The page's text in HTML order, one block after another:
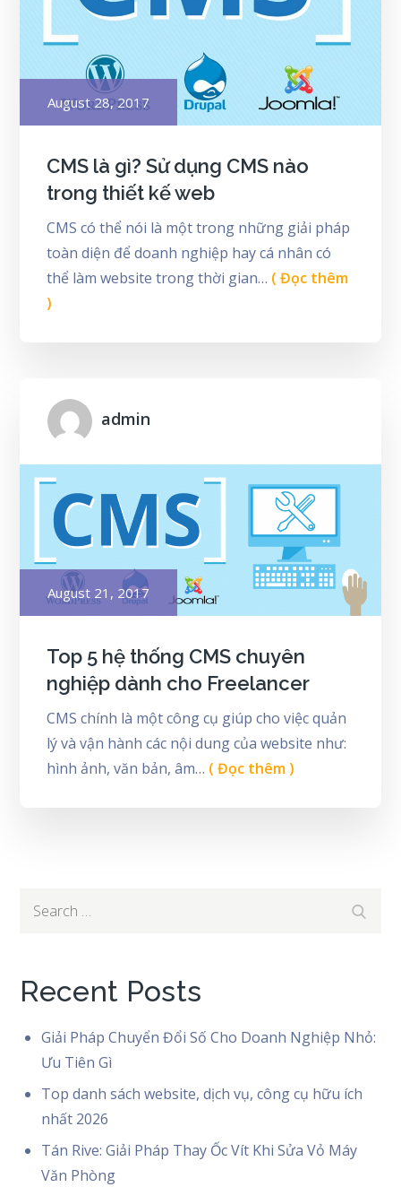
Posted
on
August 28, 2017
CMS là gì? Sử dụng CMS nào
trong thiết kế web
CMS có thể nói là một trong những giải pháp
toàn diện để doanh nghiệp hay cá nhân có
thể làm website trong thời gian… ( Đọc thêm
)
admin
Posted
on
August 21, 2017
Top 5 hệ thống CMS chuyên
nghiệp dành cho Freelancer
CMS chính là một công cụ giúp cho việc quản
lý và vận hành các nội dung của website như:
hình ảnh, văn bản, âm… ( Đọc thêm )
Search
Recent Posts
Giải Pháp Chuyển Đổi Số Cho Doanh Nghiệp Nhỏ:
Ưu Tiên Gì
Top danh sách website, dịch vụ, công cụ hữu ích
nhất 2026
Tán Rive: Giải Pháp Thay Ốc Vít Khi Sửa Vỏ Máy
Văn Phòng